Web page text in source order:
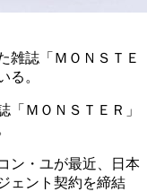
雑誌「ＭＯＮＳＴＥ
る。
「ＭＯＮＳＴＥＲ」
ン・ユが最近、日本
ェント契約を締結